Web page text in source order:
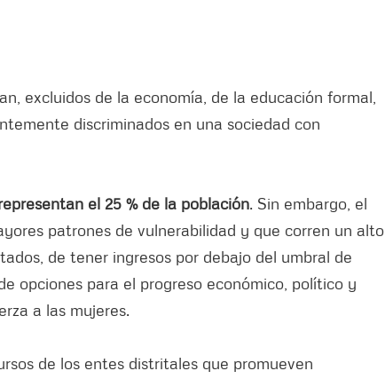
excluidos de la economía, de la educación formal,
discriminados en una sociedad con
el 25 % de la población. Sin embargo, el
patrones de vulnerabilidad y que corren un alto
de tener ingresos por debajo del umbral de
opciones para el progreso económico, político y
a las mujeres.
de los entes distritales que promueven